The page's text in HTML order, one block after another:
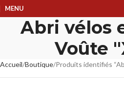
MENU
Abri vélos
Voûte
Accueil Boutique Produits identifiés